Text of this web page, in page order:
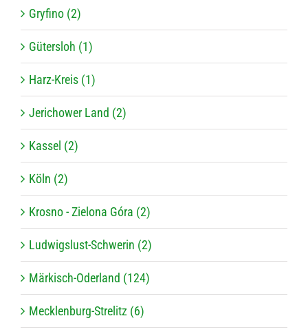
Gryfino (2)
Gütersloh (1)
Harz-Kreis (1)
Jerichower Land (2)
Kassel (2)
Köln (2)
Krosno - Zielona Góra (2)
Ludwigslust-Schwerin (2)
Märkisch-Oderland (124)
Mecklenburg-Strelitz (6)